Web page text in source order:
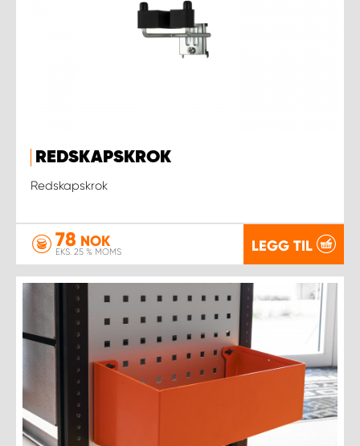
REDSKAPSKROK
Redskapskrok
78 NOK
EKS. 25 % MOMS LEGG TIL